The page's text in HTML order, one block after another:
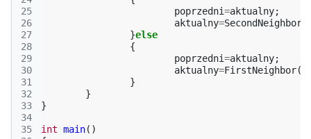
25
26
27
28
29
30
31
32
33
34
35
poprzedni=aktualny;
aktualny=SecondNeighbor
}else
{
poprzedni=aktualny;
aktualny=FirstNeighbor(
}
}
}
int main()